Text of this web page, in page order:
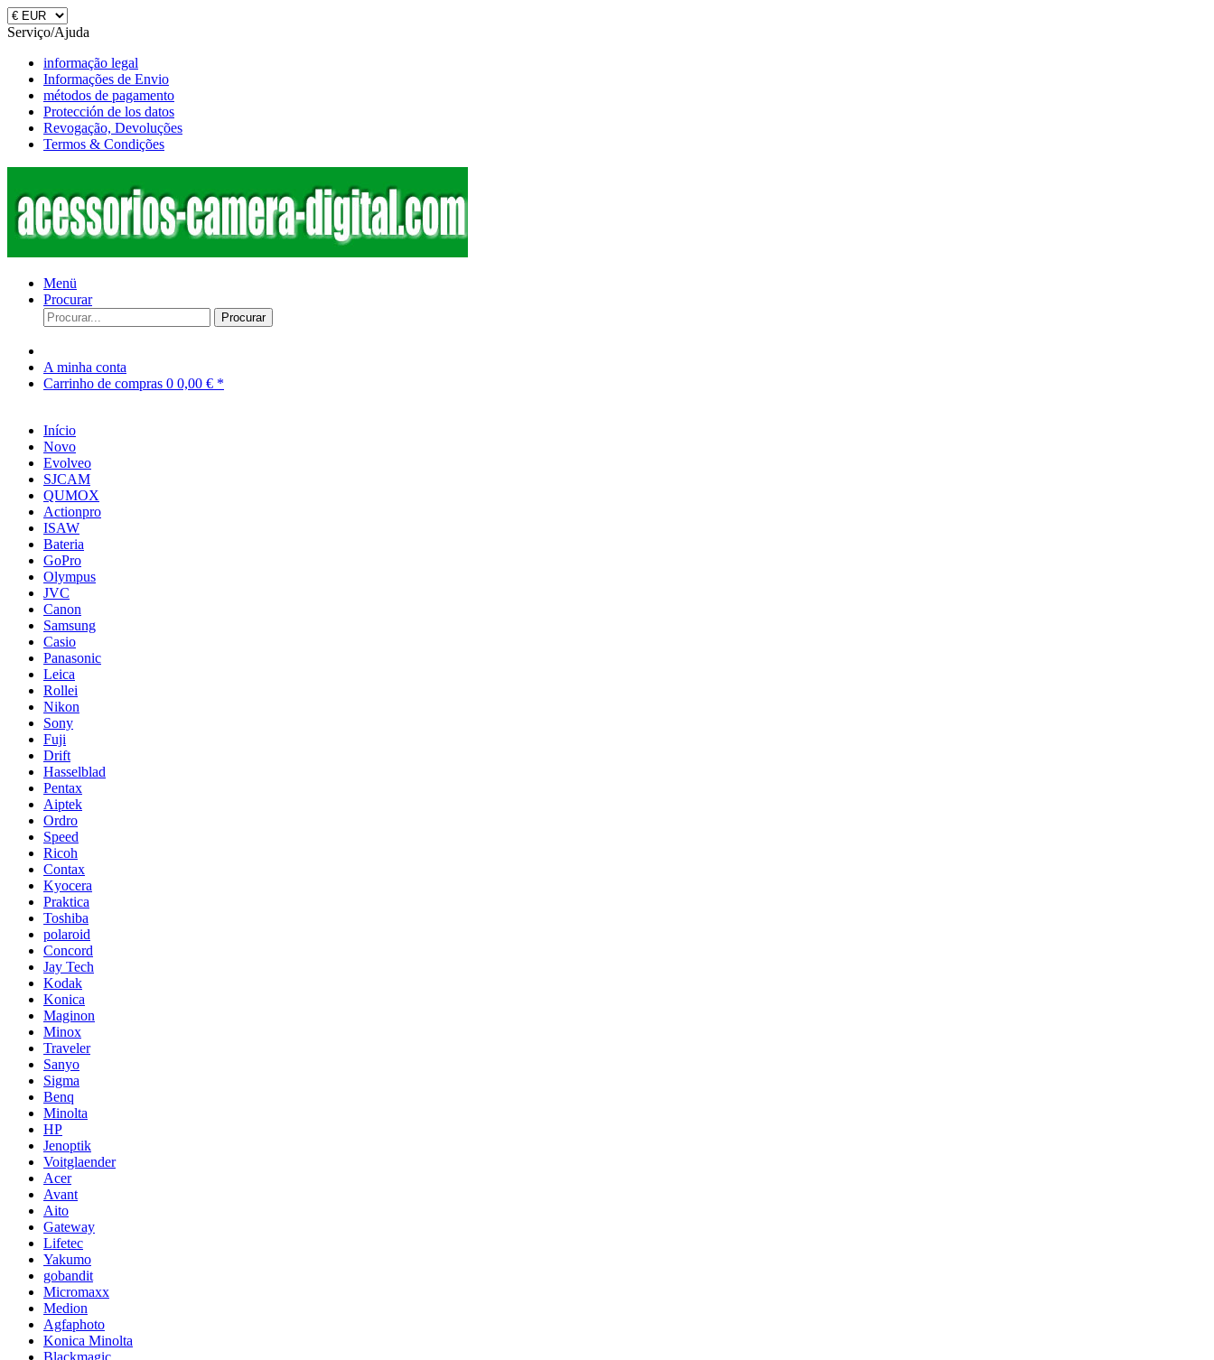
Serviço/Ajuda
informação legal
Informações de Envio
métodos de pagamento
Protección de los datos
Revogação, Devoluções
Termos & Condições
Menü
Procurar
Procurar
A minha conta
Carrinho de compras 0 0,00 € *
Início
Novo
Evolveo
SJCAM
QUMOX
Actionpro
ISAW
Bateria
GoPro
Olympus
JVC
Canon
Samsung
Casio
Panasonic
Leica
Rollei
Nikon
Sony
Fuji
Drift
Hasselblad
Pentax
Aiptek
Ordro
Speed
Ricoh
Contax
Kyocera
Praktica
Toshiba
polaroid
Concord
Jay Tech
Kodak
Konica
Maginon
Minox
Traveler
Sanyo
Sigma
Benq
Minolta
HP
Jenoptik
Voitglaender
Acer
Avant
Aito
Gateway
Lifetec
Yakumo
gobandit
Micromaxx
Medion
Agfaphoto
Konica Minolta
Blackmagic